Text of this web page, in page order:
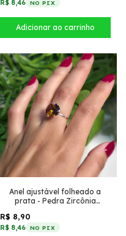
R$ 8,46 NO PIX
Anel ajustável folheado a
prata - Pedra Zircônia
R$ 8,90
R$ 8,46 NO PIX